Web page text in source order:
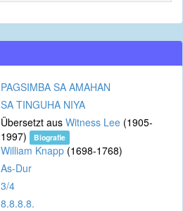
PAGSIMBA SA AMAHAN
SA TINGUHA NIYA
Übersetzt aus Witness Lee (1905-
1997)
Biografie
William Knapp (1698-1768)
As-Dur
3/4
8.8.8.8.